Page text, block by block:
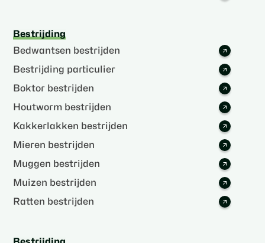
Bestrijding
Bedwantsen bestrijden
Bestrijding particulier
Boktor bestrijden
Houtworm bestrijden
Kakkerlakken bestrijden
Mieren bestrijden
Muggen bestrijden
Muizen bestrijden
Ratten bestrijden